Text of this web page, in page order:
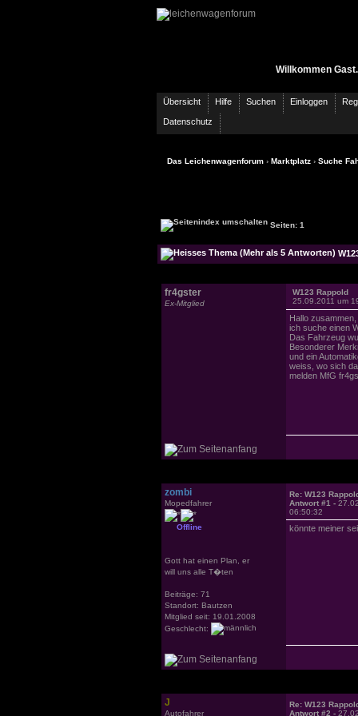
Willkommen
Übersicht Hilfe Suchen Einloggen
Datenschutz
Das Leichenwagenforum › Marktplatz › Suche
Seiten: 1
fr4gster
Ex-Mitglied
W123 Rappold
25.09.2011 um
Hallo zusammen,
ich suche einen
Das Fahrzeug
Besonderer
und ein
weiss, wo sich
melden MfG
zombi
Mopedfahrer
Offline
Gott hat einen Plan, er
will uns alle T�ten
Beiträge: 71
Standort: Bautzen
Mitglied seit: 19.01.2008
Geschlecht:
Re: W123
Antwort #1 -
06:50:32
könnte meiner
J
Autofahrer
Re: W123
Antwort #2 -